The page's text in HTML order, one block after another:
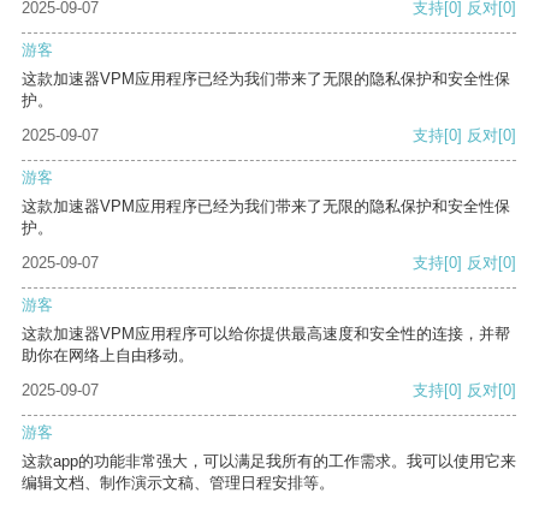
2025-09-07
支持[0] 反对[0]
游客
这款加速器VPM应用程序已经为我们带来了无限的隐私保护和安全性保
护。
2025-09-07
支持[0] 反对[0]
游客
这款加速器VPM应用程序已经为我们带来了无限的隐私保护和安全性保
护。
2025-09-07
支持[0] 反对[0]
游客
这款加速器VPM应用程序可以给你提供最高速度和安全性的连接，并帮
助你在网络上自由移动。
2025-09-07
支持[0] 反对[0]
游客
这款app的功能非常强大，可以满足我所有的工作需求。我可以使用它来
编辑文档、制作演示文稿、管理日程安排等。